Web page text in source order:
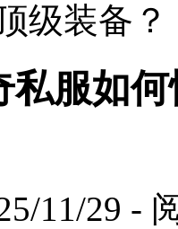
级装备？
私服如
11/29 -